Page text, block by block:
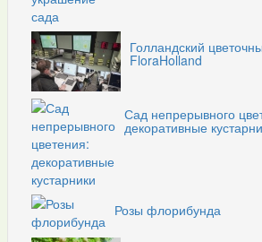
Голландский
FloraHolland
Сад непрерывного
декоративные
Розы флорибунда